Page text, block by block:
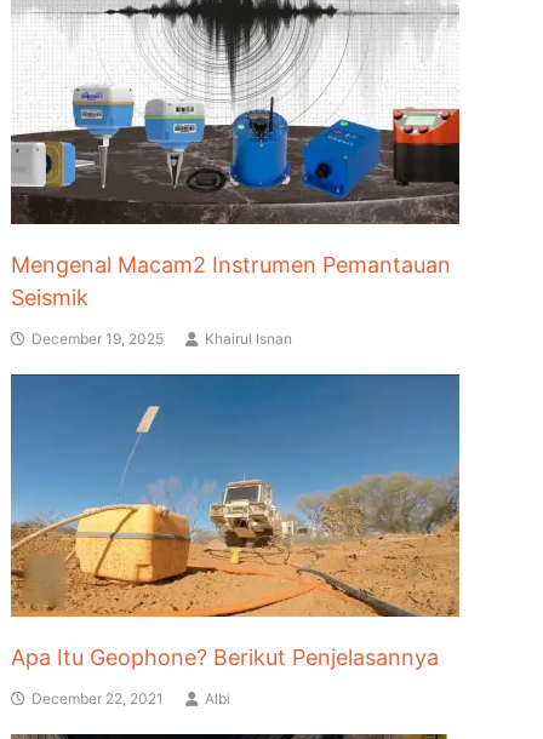
Mengenal Macam2 Instrumen Pemantauan
Seismik
December 19, 2025 Khairul Isnan
Apa Itu Geophone? Berikut Penjelasannya
December 22, 2021 Albi